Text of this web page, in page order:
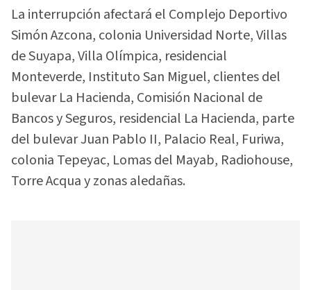
La interrupción afectará el Complejo Deportivo
Simón Azcona, colonia Universidad Norte, Villas
de Suyapa, Villa Olímpica, residencial
Monteverde, Instituto San Miguel, clientes del
bulevar La Hacienda, Comisión Nacional de
Bancos y Seguros, residencial La Hacienda, parte
del bulevar Juan Pablo II, Palacio Real, Furiwa,
colonia Tepeyac, Lomas del Mayab, Radiohouse,
Torre Acqua y zonas aledañas.